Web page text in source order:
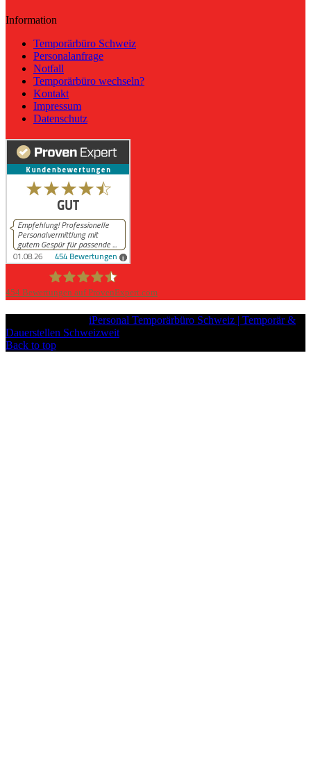
Information
Temporärbüro Schweiz
Personalanfrage
Notfall
Temporärbüro wechseln?
Kontakt
Impressum
Datenschutz
454 Bewertungen auf ProvenExpert.com
iPersonal Temporärbüro Schweiz | Temporär &
Dauerstellen Schweizweit, All Rights Reserved.
Back to top